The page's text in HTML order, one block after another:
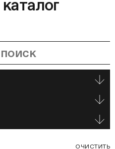
ОЧИСТИТЬ